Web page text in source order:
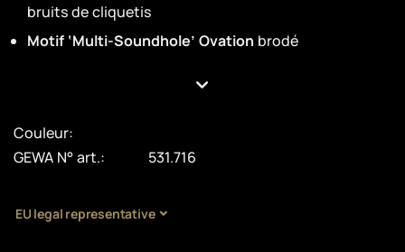
bruits de cliquetis
Motif ‘Multi-Soundhole’ Ovation brodé
Couleur:
GEWA N° art.:
531.716
EU legal representative